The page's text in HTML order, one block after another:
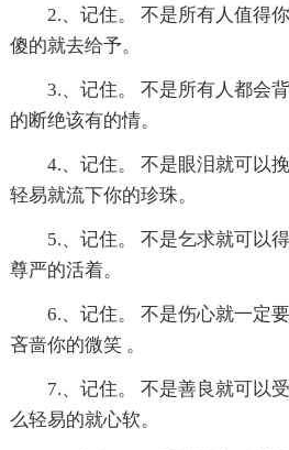
2.、记住。 不是所有人值得
傻的就去给予。
3.、记住。 不是所有人都会
的断绝该有的情。
4.、记住。 不是眼泪就可以
轻易就流下你的珍珠。
5.、记住。 不是乞求就可以
尊严的活着。
6.、记住。 不是伤心就一定
吝啬你的微笑 。
7.、记住。 不是善良就可以
么轻易的就心软。